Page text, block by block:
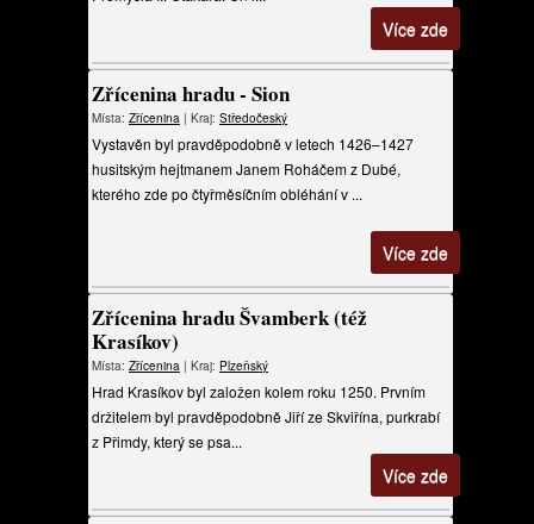
Více zde
Zřícenina hradu - Sion
Místa: Zřícenina | Kraj: Středočeský
Vystavěn byl pravděpodobně v letech 1426–1427
husitským hejtmanem Janem Roháčem z Dubé,
kterého zde po čtyřměsíčním obléhání v ...
Více zde
Zřícenina hradu Švamberk (též
Krasíkov)
Místa: Zřícenina | Kraj: Plzeňský
Hrad Krasíkov byl založen kolem roku 1250. Prvním
držitelem byl pravděpodobně Jiří ze Skviřína, purkrabí
z Přimdy, který se psa...
Více zde